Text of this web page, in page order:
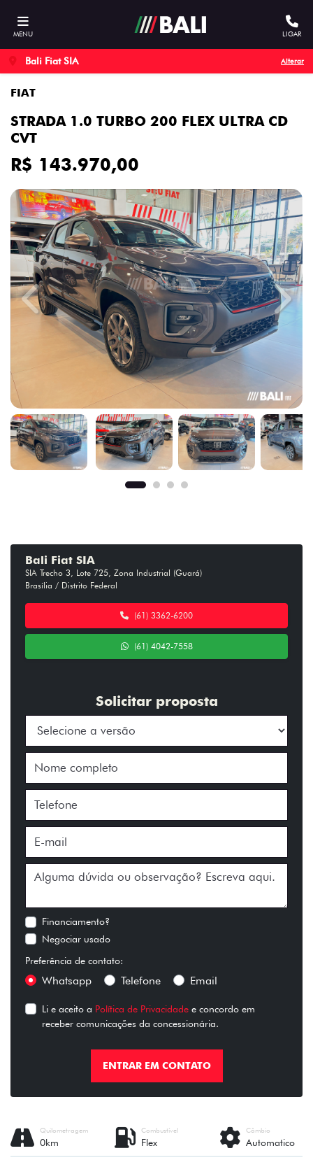
MENU LIGAR
Bali Fiat SIA Alterar
FIAT
STRADA 1.0 TURBO 200 FLEX ULTRA CD
CVT
R$ 143.970,00
Previous Next
Bali Fiat SIA
SIA Trecho 3, Lote 725, Zona Industrial (Guará)
Brasília / Distrito Federal
(61) 3362-6200
(61) 4042-7558
Solicitar proposta
Financiamento?
Negociar usado
Preferência de contato:
Whatsapp Telefone Email
Li e aceito a Política de Privacidade e concordo em
receber comunicações da concessionária.
ENTRAR EM CONTATO
Câmbio
Automatico
Combustível
Flex
Quilometragem
0km